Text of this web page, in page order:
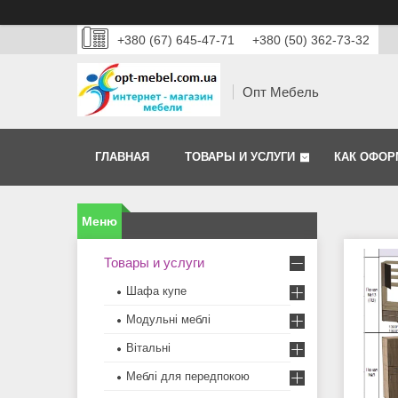
+380 (67) 645-47-71 +380 (50) 362-73-32
Опт Мебель
ГЛАВНАЯ ТОВАРЫ И УСЛУГИ КАК
Товары и услуги
Шафа купе
Модульні меблі
Вітальні
Меблi для передпокою